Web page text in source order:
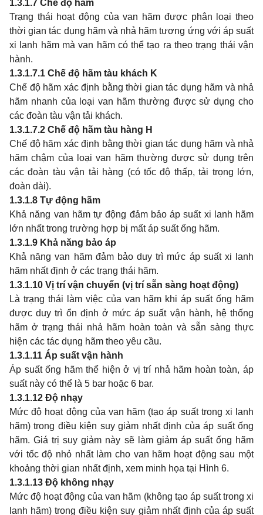
1.3.1.7 Chế độ hãm
Trạng thái hoạt động của van hãm được phân loại theo
thời gian tác dụng hãm và nhả hãm tương ứng với áp suất
xi lanh hãm mà van hãm có thể tạo ra theo trạng thái vận
hành.
1.3.1.7.1 Chế độ hãm tàu khách K
Chế độ hãm xác định bằng thời gian tác dụng hãm và nhả
hãm nhanh của loại van hãm thường được sử dụng cho
các đoàn tàu vận tải khách.
1.3.1.7.2 Chế độ hãm tàu hàng H
Chế độ hãm xác định bằng thời gian tác dụng hãm và nhả
hãm chậm của loại van hãm thường được sử dụng trên
các đoàn tàu vận tải hàng (có tốc độ thấp, tải trọng lớn,
đoàn dài).
1.3.1.8 Tự động hãm
Khả năng van hãm tự động đảm bảo áp suất xi lanh hãm
lớn nhất trong trường hợp bị mất áp suất ống hãm.
1.3.1.9 Khả năng bảo áp
Khả năng van hãm đảm bảo duy trì mức áp suất xi lanh
hãm nhất định ở các trạng thái hãm.
1.3.1.10 Vị trí vận chuyển (vị trí sẵn sàng hoạt động)
Là trạng thái làm việc của van hãm khi áp suất ống hãm
được duy trì ổn định ở mức áp suất vận hành, hệ thống
hãm ở trạng thái nhả hãm hoàn toàn và sẵn sàng thực
hiện các tác dụng hãm theo yêu cầu.
1.3.1.11 Áp suất vận hành
Áp suất ống hãm thể hiện ở vị trí nhả hãm hoàn toàn, áp
suất này có thể là 5 bar hoặc 6 bar.
1.3.1.12 Độ nhạy
Mức độ hoạt động của van hãm (tạo áp suất trong xi lanh
hãm) trong điều kiện suy giảm nhất định của áp suất ống
hãm. Giá trị suy giảm này sẽ làm giảm áp suất ống hãm
với tốc độ nhỏ nhất làm cho van hãm hoạt động sau một
khoảng thời gian nhất định, xem minh họa tại Hình 6.
1.3.1.13 Độ không nhạy
Mức độ hoạt động của van hãm (không tạo áp suất trong xi
lanh hãm) trong điều kiện suy giảm nhất định của áp suất